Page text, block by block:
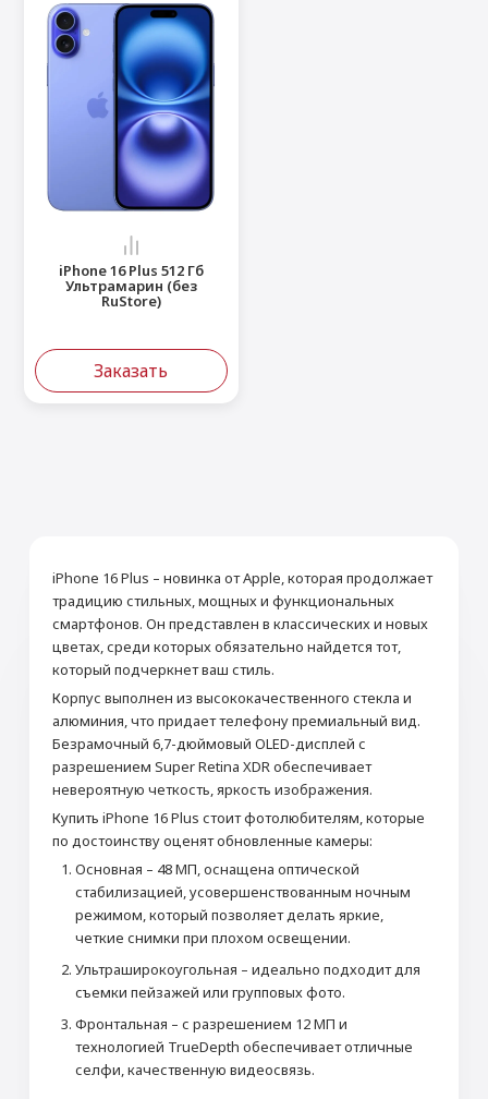
iPhone 16 Plus 512 Гб
Ультрамарин (без
RuStore)
Заказать
iPhone 16 Plus – новинка от Apple, которая продолжает
традицию стильных, мощных и функциональных
смартфонов. Он представлен в классических и новых
цветах, среди которых обязательно найдется тот,
который подчеркнет ваш стиль.
Корпус выполнен из высококачественного стекла и
алюминия, что придает телефону премиальный вид.
Безрамочный 6,7-дюймовый OLED-дисплей с
разрешением Super Retina XDR обеспечивает
невероятную четкость, яркость изображения.
Купить iPhone 16 Plus стоит фотолюбителям, которые
по достоинству оценят обновленные камеры:
Основная – 48 МП, оснащена оптической
стабилизацией, усовершенствованным ночным
режимом, который позволяет делать яркие,
четкие снимки при плохом освещении.
Ультраширокоугольная – идеально подходит для
съемки пейзажей или групповых фото.
Фронтальная – с разрешением 12 МП и
технологией TrueDepth обеспечивает отличные
селфи, качественную видеосвязь.